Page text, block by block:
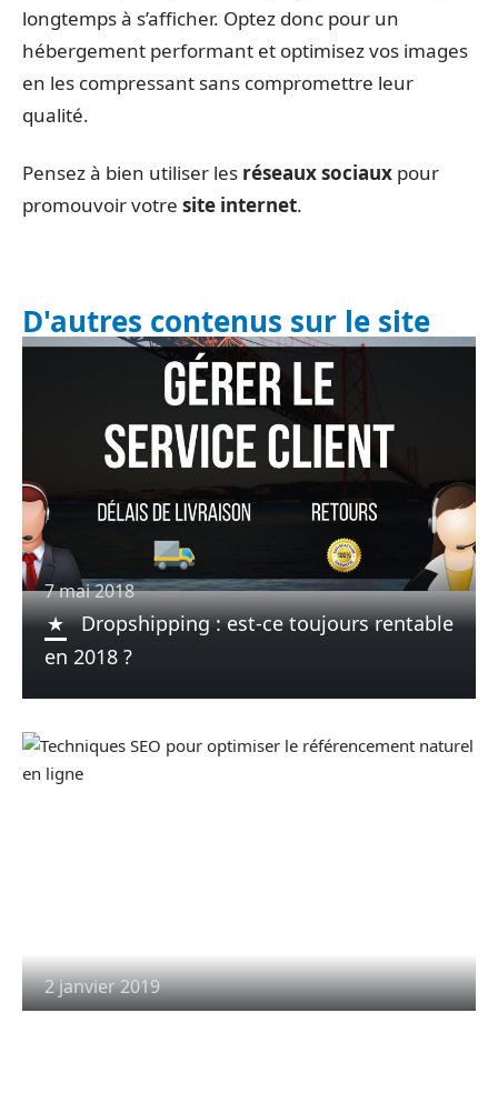
longtemps à s’afficher. Optez donc pour un
hébergement performant et optimisez vos images
en les compressant sans compromettre leur
qualité.
Pensez à bien utiliser les réseaux sociaux pour
promouvoir votre site internet.
D'autres contenus sur le site
7 mai 2018
Dropshipping : est-ce toujours rentable
en 2018 ?
2 janvier 2019
5 techniques SEO pour améliorer votre